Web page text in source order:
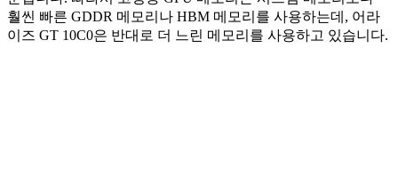
훨씬 빠른 GDDR 메모리나 HBM 메모리를 사용하는데, 어라
이즈 GT 10C0은 반대로 더 느린 메모리를 사용하고 있습니다.